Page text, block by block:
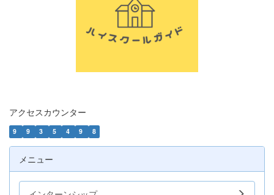
アクセスカウンター
9 9 3 5 4 9 8
メニュー